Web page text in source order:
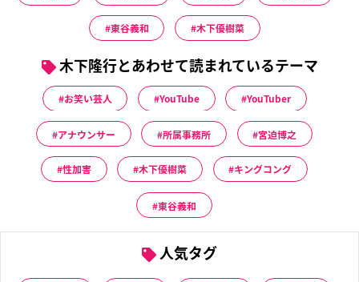
東谷義和 木下優樹菜
木下隆行とあわせて読まれているテーマ
お笑い芸人 YouTube YouTuber
アナウンサー 所属事務所 宮迫博之
性加害 木下優樹菜 キングコング
東谷義和
人気タグ